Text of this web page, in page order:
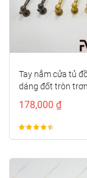
Tay nắm cửa tủ
dáng đốt tròn
178,000 ₫